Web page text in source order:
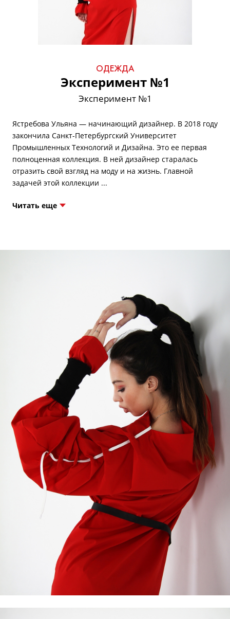
ОДЕЖДА
Эксперимент №1
Эксперимент №1
Ястребова Ульяна — начинающий дизайнер. В 2018 году
закончила Санкт-Петербургский Университет
Промышленных Технологий и Дизайна. Это ее первая
полноценная коллекция. В ней дизайнер старалась
отразить свой взгляд на моду и на жизнь. Главной
Читать еще